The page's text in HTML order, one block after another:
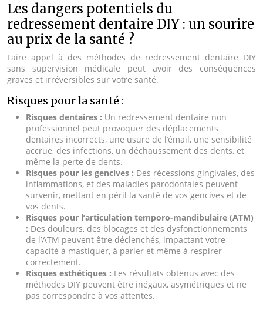
Les dangers potentiels du
redressement dentaire DIY : un sourire
au prix de la santé ?
Faire appel à des méthodes de redressement dentaire DIY
sans supervision médicale peut avoir des conséquences
graves et irréversibles sur votre santé.
Risques pour la santé :
Risques dentaires : Un redressement dentaire non
professionnel peut provoquer des déplacements
dentaires incorrects, une usure de l’émail, une sensibilité
accrue, des infections, un déchaussement des dents, et
même la perte de dents.
Risques pour les gencives : Des récessions gingivales, des
inflammations, et des maladies parodontales peuvent
survenir, mettant en péril la santé de vos gencives et de
vos dents.
Risques pour l’articulation temporo-mandibulaire (ATM)
: Des douleurs, des blocages et des dysfonctionnements
de l’ATM peuvent être déclenchés, impactant votre
capacité à mastiquer, à parler et même à respirer
correctement.
Risques esthétiques : Les résultats obtenus avec des
méthodes DIY peuvent être inégaux, asymétriques et ne
pas correspondre à vos attentes.